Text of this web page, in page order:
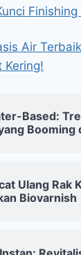
Air
Kering!
Based:
Booming
Ulang Rak
Biovarnish